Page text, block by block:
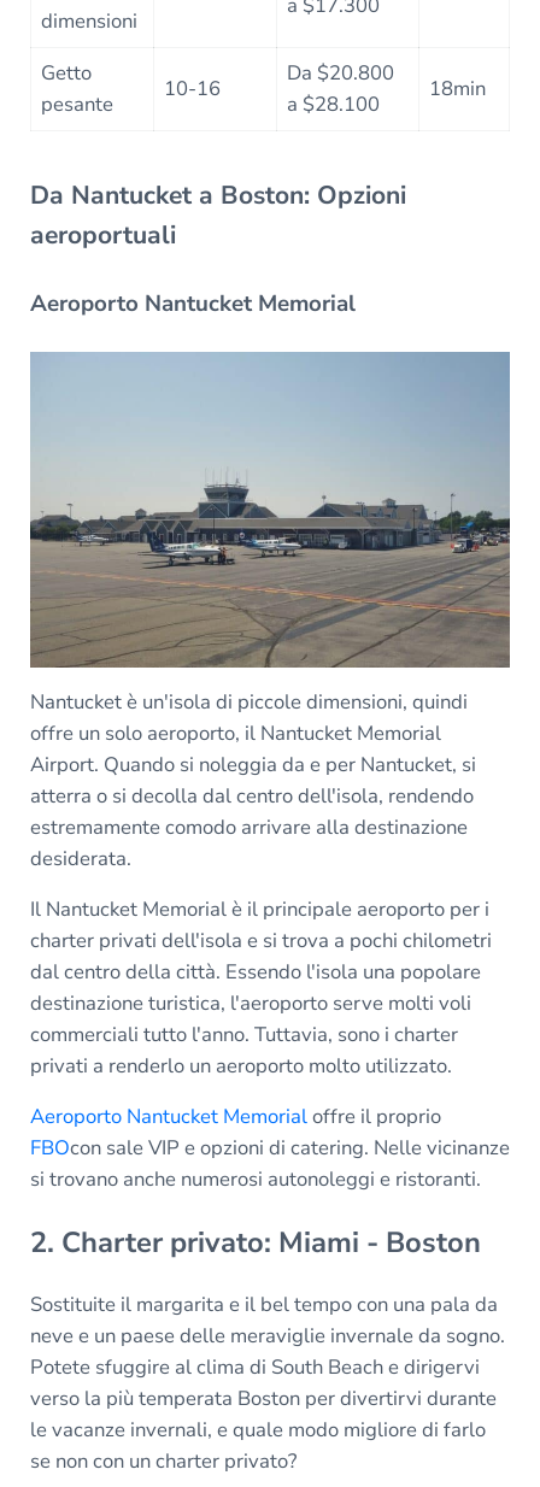
dimensioni
a $17.300
Getto
pesante
10-16
Da $20.800
a $28.100
18min
Da Nantucket a Boston: Opzioni
aeroportuali
Aeroporto Nantucket Memorial
Nantucket è un'isola di piccole dimensioni, quindi
offre un solo aeroporto, il Nantucket Memorial
Airport. Quando si noleggia da e per Nantucket, si
atterra o si decolla dal centro dell'isola, rendendo
estremamente comodo arrivare alla destinazione
desiderata.
Il Nantucket Memorial è il principale aeroporto per i
charter privati dell'isola e si trova a pochi chilometri
dal centro della città. Essendo l'isola una popolare
destinazione turistica, l'aeroporto serve molti voli
commerciali tutto l'anno. Tuttavia, sono i charter
privati a renderlo un aeroporto molto utilizzato.
Aeroporto Nantucket Memorialoffre il proprio
FBOcon sale VIP e opzioni di catering. Nelle vicinanze
si trovano anche numerosi autonoleggi e ristoranti.
2. Charter privato: Miami - Boston
Sostituite il margarita e il bel tempo con una pala da
neve e un paese delle meraviglie invernale da sogno.
Potete sfuggire al clima di South Beach e dirigervi
verso la più temperata Boston per divertirvi durante
le vacanze invernali, e quale modo migliore di farlo
se non con un charter privato?